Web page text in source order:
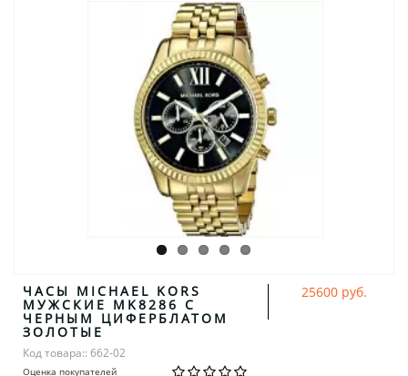
ЧАСЫ MICHAEL KORS
МУЖСКИЕ MK8286 С
ЧЕРНЫМ ЦИФЕРБЛАТОМ
ЗОЛОТЫЕ
Код товара:: 662-02
Оценка покупателей
25600 руб.